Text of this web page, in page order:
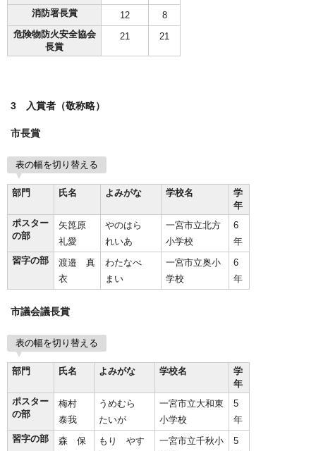
消防署長賞
12
8
危険物防火安全協会
長賞
21 21
3 入賞者（敬称略）
市長賞
表の幅を切り替える
部門 氏名 よみがな 学校名
学
年
ポスター
の部
矢箆原
礼愛
やのはら
れいあ
一宮市立北方
小学校
6
年
習字の部
渡邉 真
衣
わたなべ
まい
一宮市立奥小
学校
6
年
市議会議長賞
表の幅を切り替える
部門 氏名 よみがな 学校名
学
年
ポスター
の部
梅村
泰我
うめむら
たいが
一宮市立大和東
小学校
5
年
習字の部
森 保
もり やす
一宮市立千秋小
5